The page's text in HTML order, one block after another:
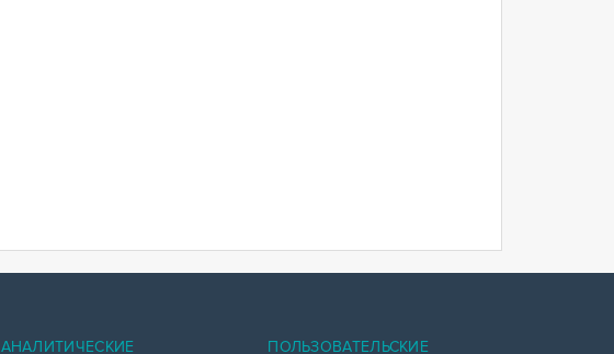
АНАЛИТИЧЕСКИЕ ПОЛЬЗОВАТЕЛЬСКИЕ